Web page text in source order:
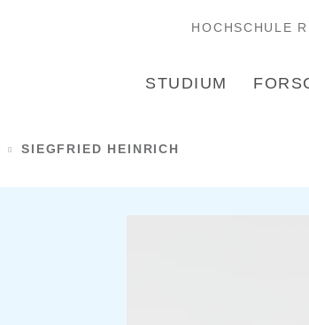
HOCHSCHULE
STUDIUM
SIEGFRIED HEINRICH